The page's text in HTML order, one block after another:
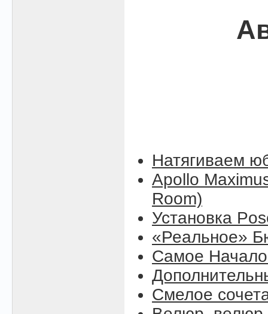
Натягиваем
Apollo
Room)
Установка
«Реальное»
Самое
Смелое